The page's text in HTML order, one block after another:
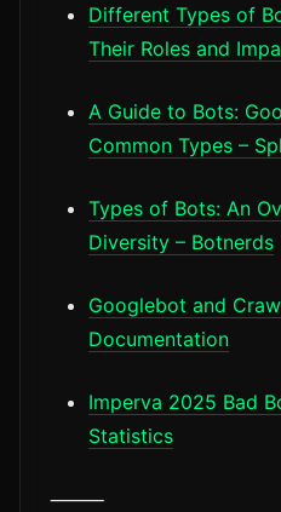
Different Types of
Their Roles and
A Guide to Bots:
Common Types –
Types of Bots: An
Diversity – Botnerds
Googlebot and
Documentation
Imperva 2025 Bad
Statistics
⸻